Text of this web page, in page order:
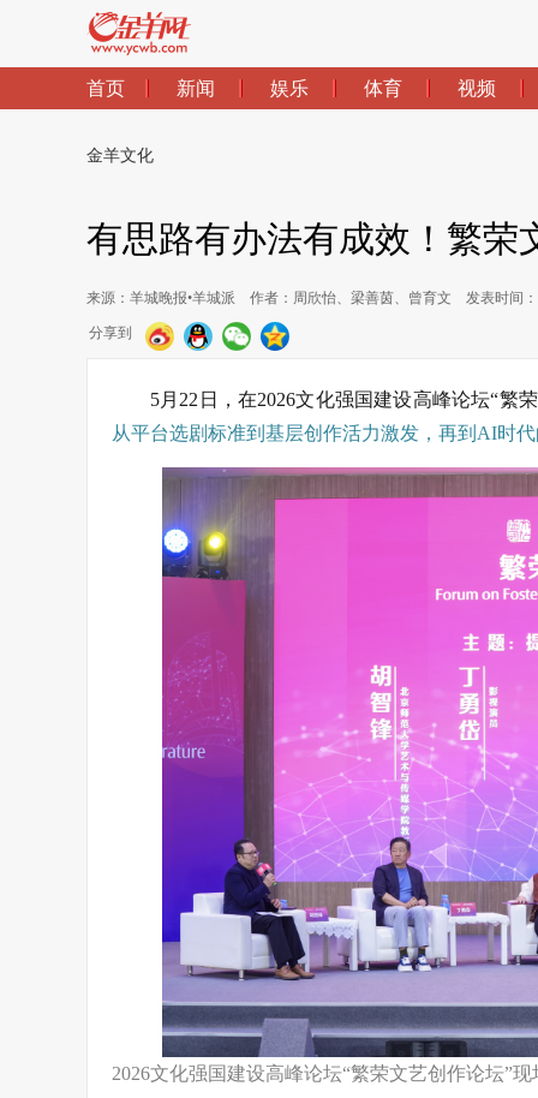
首页 新闻 娱乐 体育 视频
金羊文化
有思路有办法有成效！繁
来源：羊城晚报•羊城派 作者：周欣怡、梁善茵、曾育文 发表时间：
分享到
5月22日，在2026文化强国建设高峰论坛“繁
从平台选剧标准到基层创作活力激发，再到AI时
2026文化强国建设高峰论坛“繁荣文艺创作论坛”现